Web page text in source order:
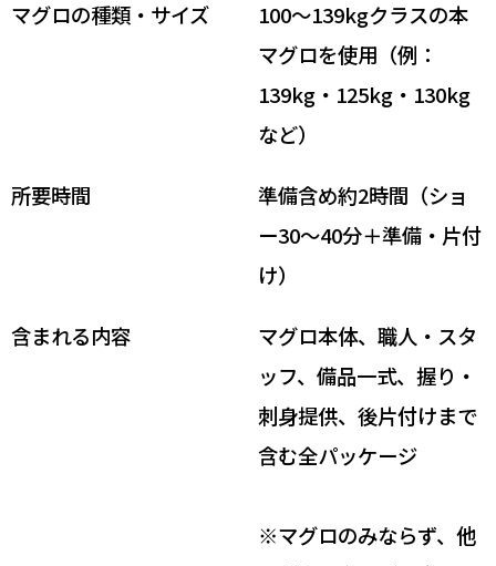
マグロの種類・サイズ
100〜139kgクラスの本
マグロを使用（例：
139kg・125kg・130kg
など）
所要時間
準備含め約2時間（ショ
ー30〜40分＋準備・片付
け）
含まれる内容
マグロ本体、職人・スタ
ッフ、備品一式、握り・
刺身提供、後片付けまで
含む全パッケージ
※マグロのみならず、他